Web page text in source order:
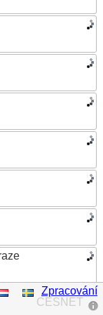
CESNET
Zpracování